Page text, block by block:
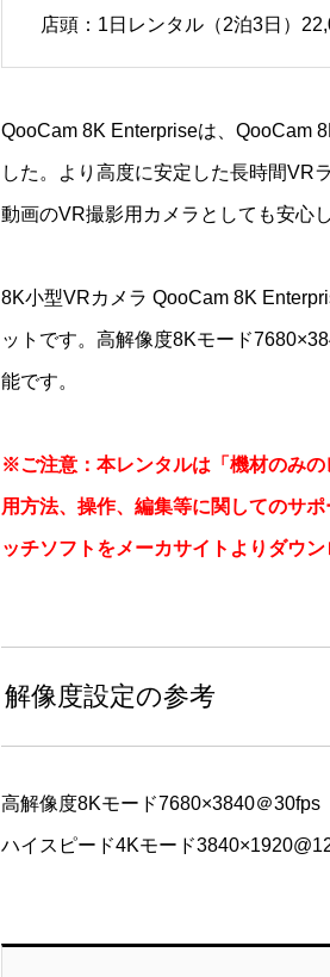
店頭：1日レンタル（2泊3日）
QooCam 8K Enterpriseは、QooCam
した。より高度に安定した長時間VR
動画のVR撮影用カメラとしても安心
8K小型VRカメラ QooCam 8K
ットです。高解像度8Kモード
能です。
※ご注意：本レンタルは「機材のみ
用方法、操作、編集等に関してのサ
ッチソフトをメーカサイトよりダウン
解像度設定の参考
高解像度8Kモード7680×3840＠30fps
ハイスピード4Kモード